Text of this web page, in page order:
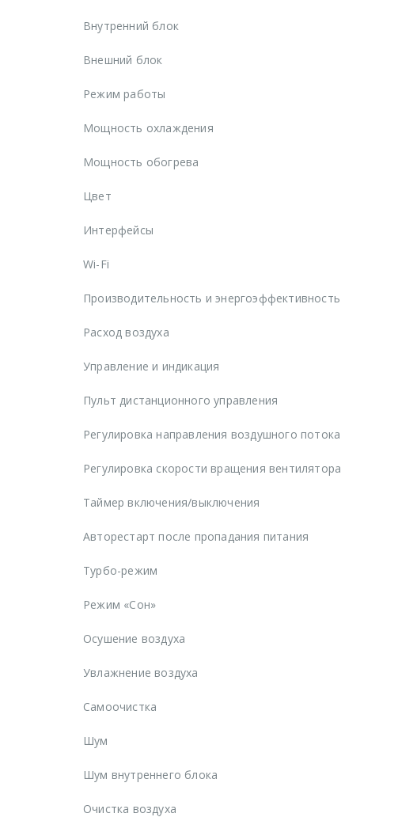
Внутренний блок
Внешний блок
Режим работы
Мощность охлаждения
Мощность обогрева
Цвет
Интерфейсы
Wi-Fi
Производительность и энергоэффективность
Расход воздуха
Управление и индикация
Пульт дистанционного управления
Регулировка направления воздушного потока
Регулировка скорости вращения вентилятора
Таймер включения/выключения
Авторестарт после пропадания питания
Турбо-режим
Режим «Сон»
Осушение воздуха
Увлажнение воздуха
Самоочистка
Шум
Шум внутреннего блока
Очистка воздуха